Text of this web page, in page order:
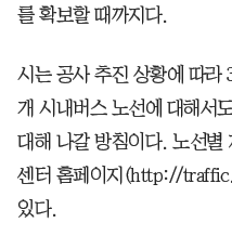
를 확보할 때까지다.
시는 공사 추진 상황에 따라
개 시내버스 노선에 대해서
대해 나갈 방침이다. 노선별
센터 홈페이지(http://
있다.